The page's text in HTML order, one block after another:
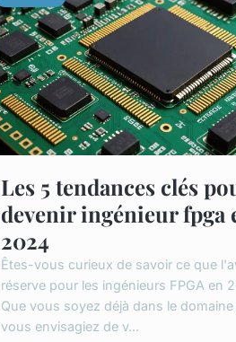
Les 5 tendances clés
devenir ingénieur fpga
2024
Êtes-vous curieux de savoir ce que
réserve pour les ingénieurs FPGA en
Que vous soyez déjà dans le
vous envisagiez de v...